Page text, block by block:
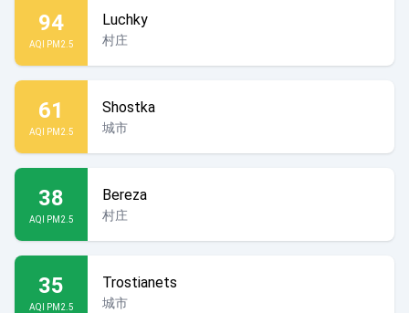
94
AQI PM2.5
Luchky
村庄
61
AQI PM2.5
Shostka
城市
38
AQI PM2.5
Bereza
村庄
35
AQI PM2.5
Trostianets
城市